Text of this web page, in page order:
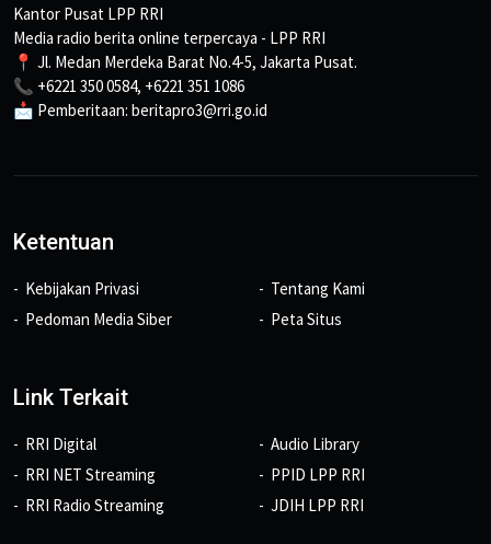
Kantor Pusat LPP RRI
Media radio berita online terpercaya - LPP RRI
📍 Jl. Medan Merdeka Barat No.4-5, Jakarta Pusat.
📞 +6221 350 0584, +6221 351 1086
📩 Pemberitaan: beritapro3@rri.go.id
Ketentuan
Kebijakan Privasi
Pedoman Media Siber
Tentang Kami
Peta Situs
Link Terkait
RRI Digital
RRI NET Streaming
RRI Radio Streaming
Audio Library
PPID LPP RRI
JDIH LPP RRI